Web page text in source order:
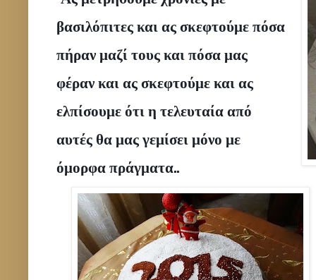
βασιλόπιτες και ας σκεφτούμε πόσα
πήραν μαζί τους και πόσα μας
φέραν και ας σκεφτούμε και ας
ελπίσουμε ότι η τελευταία από
αυτές θα μας γεμίσει μόνο με
όμορφα πράγματα..